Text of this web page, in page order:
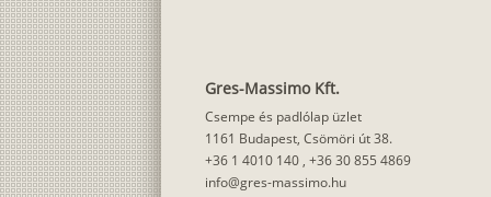
Gres-Massimo Kft.
Csempe és padlólap üzlet
1161 Budapest, Csömöri út 38.
+36 1 4010 140 , +36 30 855 4869
info@gres-massimo.hu